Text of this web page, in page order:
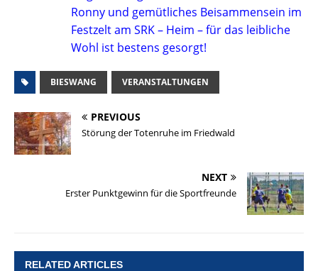
Ronny und gemütliches Beisammensein im
Festzelt am SRK – Heim – für das leibliche
Wohl ist bestens gesorgt!
BIESWANG VERANSTALTUNGEN
PREVIOUS
Störung der Totenruhe im Friedwald
NEXT
Erster Punktgewinn für die Sportfreunde
RELATED ARTICLES